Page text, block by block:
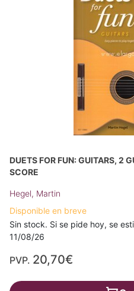
DUETS FOR FUN: GUITARS, 2
SCORE
Hegel, Martin
Disponible en breve
Sin stock. Si se pide hoy, se
11/08/26
PVP. 20,70€